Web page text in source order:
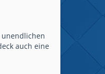
unendlichen
auch eine